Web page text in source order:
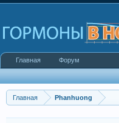
Главная Phanhuong
Главная Форум